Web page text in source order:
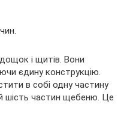
і щитів. Вони
єдину конструкцію.
в собі одну частину
шість частин щебеню. Це